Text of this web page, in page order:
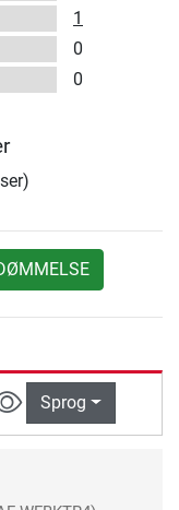
1
0
0
Sprog